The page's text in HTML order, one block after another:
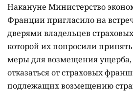
Накануне Министерство
Франции пригласило на
дверями владельцев
которой их попросили
меры для возмещения
отказаться от страховых
подлежащих возмещению